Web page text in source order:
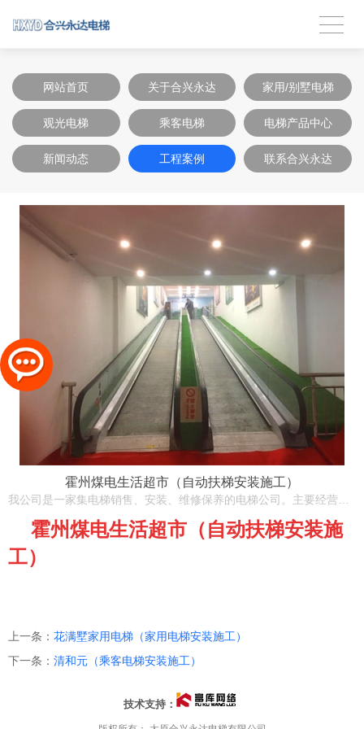
网站首页 关于合兴永达 家用/别墅电梯
观光电梯 乘客电梯 电梯产品中心
新闻动态 工程案例 联系合兴永达
霍州煤电生活超市（自动扶梯安装施工）
霍州煤电生活超市（自动扶梯安装施
工）
上一条： 花满墅家用电梯（家用电梯安装施工）
下一条： 清和元（乘客电梯安装施工）
技术支持：